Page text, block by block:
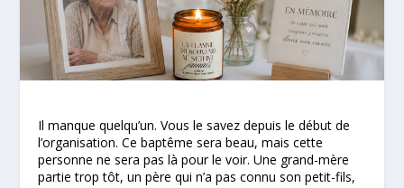
Il manque quelqu’un. Vous le savez depuis le début de
l’organisation. Ce baptême sera beau, mais cette
personne ne sera pas là pour le voir. Une grand-mère
partie trop tôt, un père qui n’a pas connu son petit-fils,